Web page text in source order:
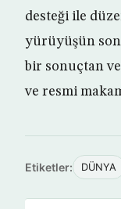
desteği ile
yürüyüşün
bir sonuçtan
ve resmi
Etiketler: DÜNYA